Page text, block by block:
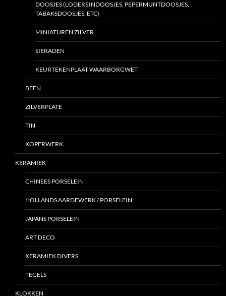
DOOSJES (LODEREINDOOSJES, PEPERMUNTDOOSJES,
TABAKSDOOSJES, ETC)
MINIATUREN ZILVER
SIERADEN
KEURTEKENPLAAT WAARBORGWET
BEEN
ZILVERPLATE
TIN
KOPERWERK
KERAMIEK
CHINEES PORSELEIN
HOLLANDS AARDEWERK / PORSELEIN
JAPANS PORSELEIN
ART DECO
KERAMIEK DIVERS
TEGELS
KLOKKEN